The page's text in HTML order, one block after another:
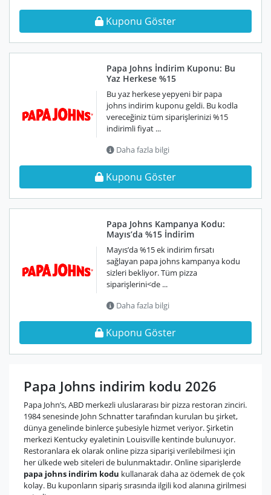
Kuponu Göster
Papa Johns İndirim Kuponu: Bu
Yaz Herkese %15
Bu yaz herkese yepyeni bir papa
johns indirim kuponu geldi. Bu kodla
vereceğiniz tüm siparişlerinizi %15
indirimli fiyat ...
Daha fazla bilgi
Kuponu Göster
Papa Johns Kampanya Kodu:
Mayıs’da %15 İndirim
Mayıs’da %15 ek indirim fırsatı
sağlayan papa johns kampanya kodu
sizleri bekliyor. Tüm pizza
siparişlerini<de ...
Daha fazla bilgi
Kuponu Göster
Papa Johns indirim kodu 2026
Papa John’s, ABD merkezli uluslararası bir pizza restoran zinciri.
1984 senesinde John Schnatter tarafından kurulan bu şirket,
dünya genelinde binlerce şubesiyle hizmet veriyor. Şirketin
merkezi Kentucky eyaletinin Louisville kentinde bulunuyor.
Restoranlara ek olarak online pizza siparişi verilebilmesi için
her ülkede web siteleri de bulunmaktadır. Online siparişlerde
papa johns indirim kodu kullanarak daha az ödemek de çok
kolay. Bu kuponların sipariş sırasında ilgili kod alanına girilmesi